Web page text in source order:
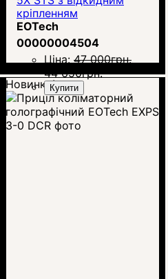
кріпленням
EOTech
00000004504
Ціна: 47 000грн.
44 650грн.
Купити
Новинка!